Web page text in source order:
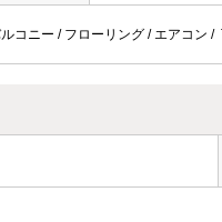
コニー / フローリング / エアコン